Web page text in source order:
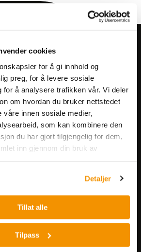
cookies
for å gi innhold og
preg, for å levere sosiale
for å analysere trafikken vår. Vi deler
om hvordan du bruker nettstedet
innen sosiale medier,
som kan kombinere den
du har gjort tilgjengelig for dem,
inn gjennom din bruk av
Detaljer
Tillat alle
Tilpass
nyhetsbrev!
og kampanjer.